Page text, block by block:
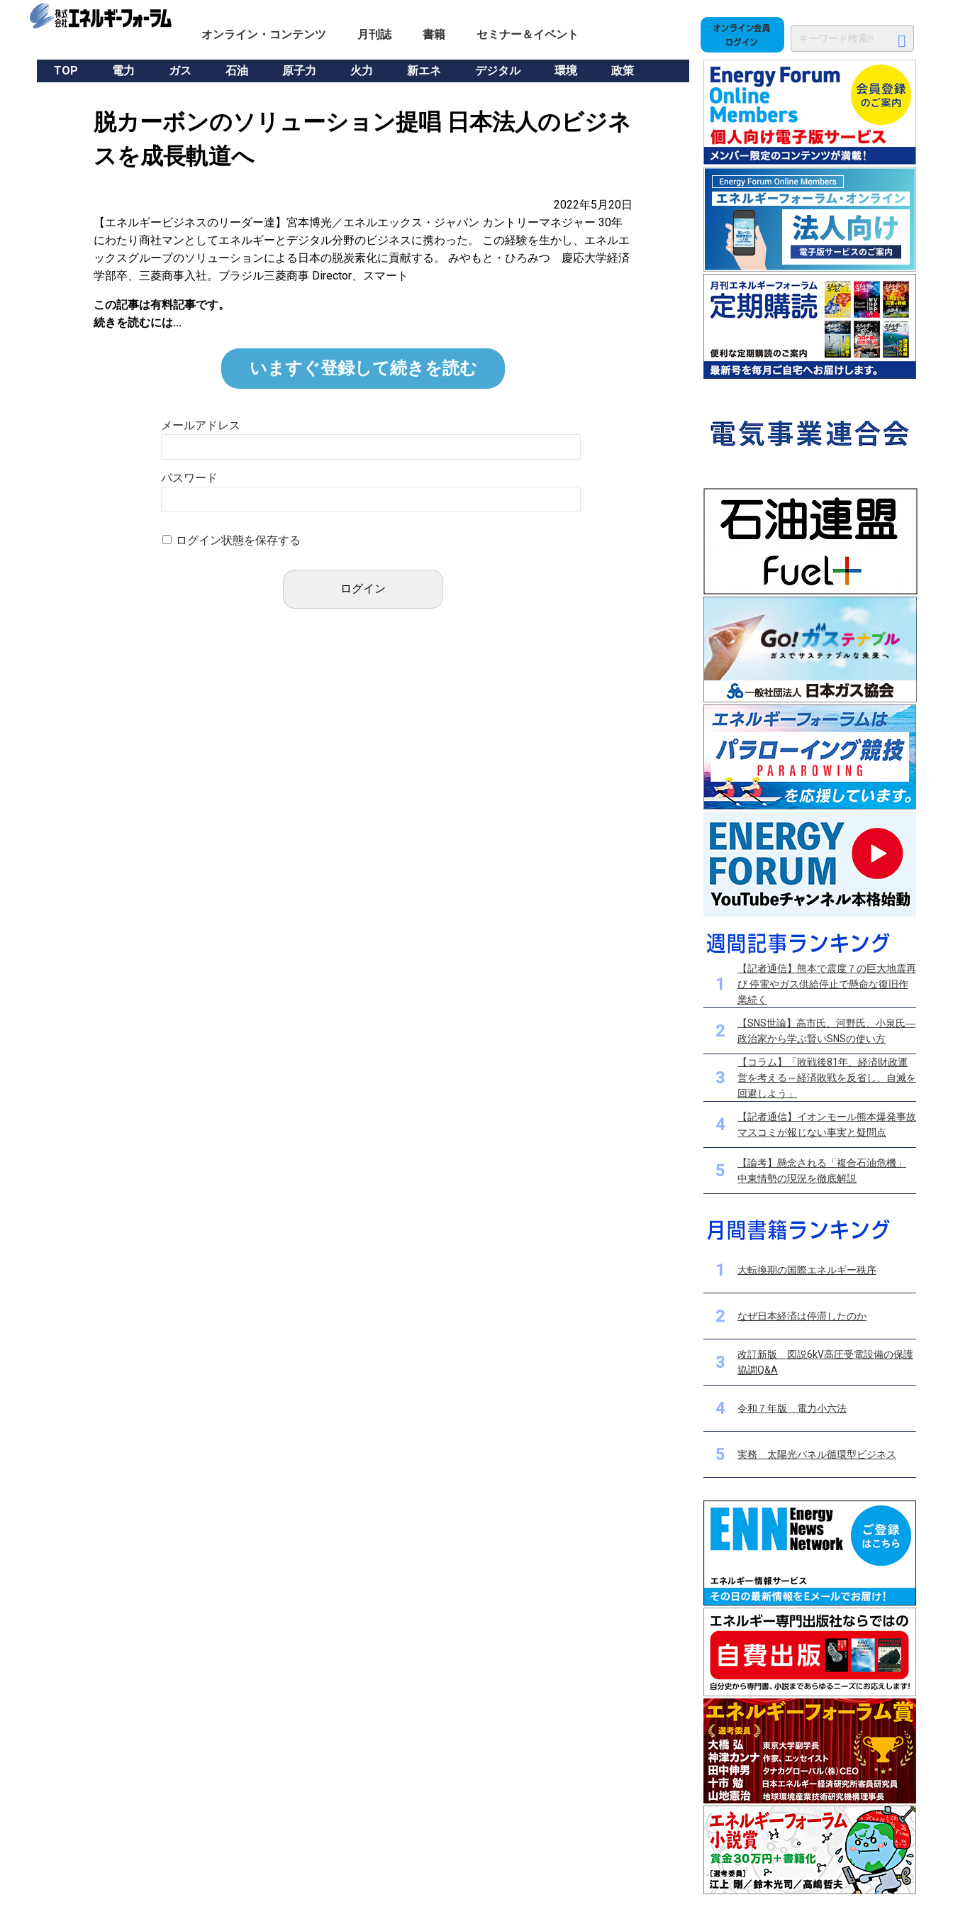
オンライン・コンテンツ 月刊誌 書籍 セミナー＆イベント
TOP 電力 ガス 石油 原子力 火力 新エネ デジタル 環境 政策
脱カーボンのソリューション提唱 日本法人のビジネ
スを成長軌道へ
2022年5月20日
【エネルギービジネスのリーダー達】宮本博光／エネルエックス・ジャパン カントリーマネジャー 30年
にわたり商社マンとしてエネルギーとデジタル分野のビジネスに携わった。 この経験を生かし、エネルエ
ックスグループのソリューションによる日本の脱炭素化に貢献する。 みやもと・ひろみつ 慶応大学経済
学部卒、三菱商事入社。ブラジル三菱商事 Director、スマート
この記事は有料記事です。
続きを読むには...
いますぐ登録して続きを読む
メールアドレス
パスワード
ログイン状態を保存する
1
【記者通信】熊本で震度７の巨大地震再
び 停電やガス供給停止で懸命な復旧作
業続く
2
【SNS世論】高市氏、河野氏、小泉氏―
政治家から学ぶ賢いSNSの使い方
3
【コラム】「敗戦後81年、経済財政運
営を考える～経済敗戦を反省し、自滅を
回避しよう」
4
【記者通信】イオンモール熊本爆発事故
マスコミが報じない事実と疑問点
5
【論考】懸念される「複合石油危機」
中東情勢の現況を徹底解説
1 大転換期の国際エネルギー秩序
2 なぜ日本経済は停滞したのか
3
改訂新版 図説6kV高圧受電設備の保護
協調Q&A
4 令和７年版 電力小六法
5 実務 太陽光パネル循環型ビジネス